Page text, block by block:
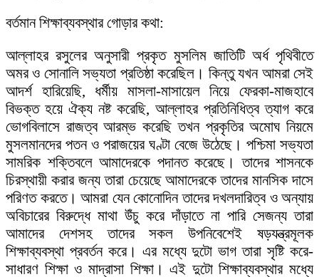
বর্তমান শিক্ষাব্যবস্থার গোড়ার কথা:
আল্লাহর রসুলের অনুসারী প্রকৃত মুসলিম জাতিটি অর্ধ পৃথিবীতে
অমর ও সোনালি সভ্যতা প্রতিষ্ঠা করেছিল। কিন্তু যখন আমরা সেই
আদর্শ হারিয়েছি, ধর্মীয় মাসলা-মাসায়েল নিয়ে ফেরকা-মাজহাবে
বিভক্ত হয়ে ঐক্য নষ্ট করেছি, আল্লাহর প্রতিনিধিত্ব ত্যাগ করে
ভোগবিলাসে রাজত্ব আরম্ভ করেছি তখন প্রকৃতির অমোঘ নিয়মে
মুসলমানদের পতন ও পরাজয়ের ঘণ্টা বেজে উঠেছে। পশ্চিমা সভ্যতা
সামরিক শক্তিবলে আমাদেরকে পদানত করেছে। তাদের শাসনকে
চিরস্থায়ী করার জন্য তারা চেয়েছে আমাদেরকে তাদের মানসিক দাসে
পরিণত করতে। আমরা যেন কোনোদিন তাদের দখলদারিত্ব ও অন্যায়
অবিচারের বিরুদ্ধে মাথা উঁচু করে দাঁড়াতে না পারি সেজন্য তারা
আমাদের দেশসহ তাদের সকল উপনিবেশেই ষড়যন্ত্রমূলক
শিক্ষাব্যবস্থা প্রবর্তন করে। এর মধ্যে দুটো ভাগ তারা সৃষ্টি করে-
সাধারণ শিক্ষা ও মাদ্রাসা শিক্ষা। এই দুটো শিক্ষাব্যবস্থার মধ্যে